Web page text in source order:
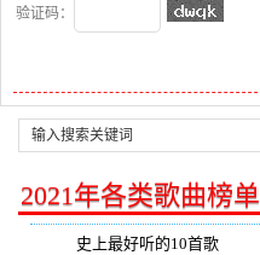
验证码：
2021年各类歌曲榜单
史上最好听的10首歌